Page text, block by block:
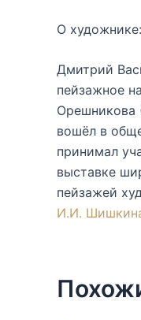
О художнике:
Дмитрий
пейзажное
Орешникова
вошёл в
принимал
выставке
пейзажей
И.И.